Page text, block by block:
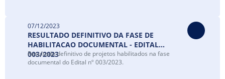
07/12/2023
RESULTADO DEFINITIVO DA FASE DE
HABILITACAO DOCUMENTAL - EDITAL
003/2023
Resultado definitivo de projetos habilitados na fase
documental do Edital nº 003/2023.